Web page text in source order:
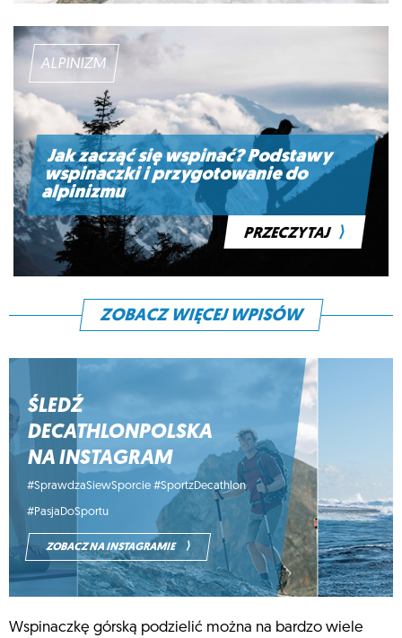
ALPINIZM
Jak zacząć się wspinać? Podstawy
wspinaczki i przygotowanie do
alpinizmu
PRZECZYTAJ ⟩
ZOBACZ WIĘCEJ WPISÓW
ŚLEDŹ
DECATHLONPOLSKA
NA INSTAGRAM
#SprawdzaSiewSporcie #SportzDecathlon
#PasjaDoSportu
ZOBACZ NA INSTAGRAMIE ⟩
Wspinaczkę górską podzielić można na bardzo wiele